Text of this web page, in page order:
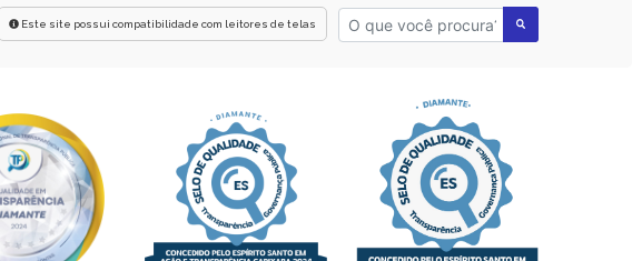
Este site possui compatibilidade com leitores de telas